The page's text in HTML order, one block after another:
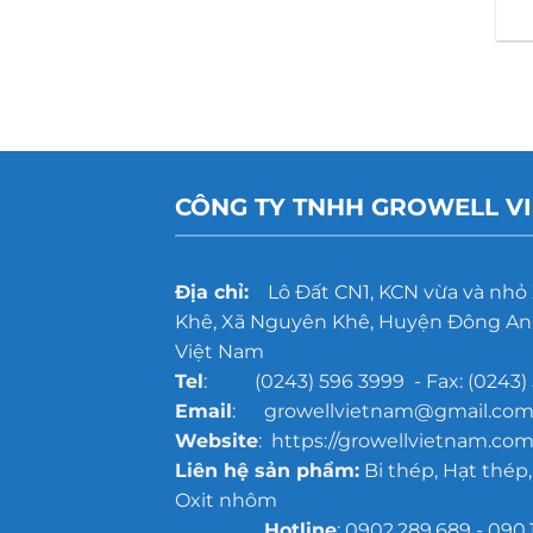
CÔNG TY TNHH GROWELL
Địa chỉ:Lô Đất CN1, KCN vừa và nhỏ
Khê, Xã Nguyên Khê, Huyện Đông
Việt Nam
Tel: (0243) 596 3999 - Fax: (0243)
Email: growellvietnam@gmail.com
Website: https://
Liên hệ sản phẩm:Bi thép, Hạt
Oxit nhôm